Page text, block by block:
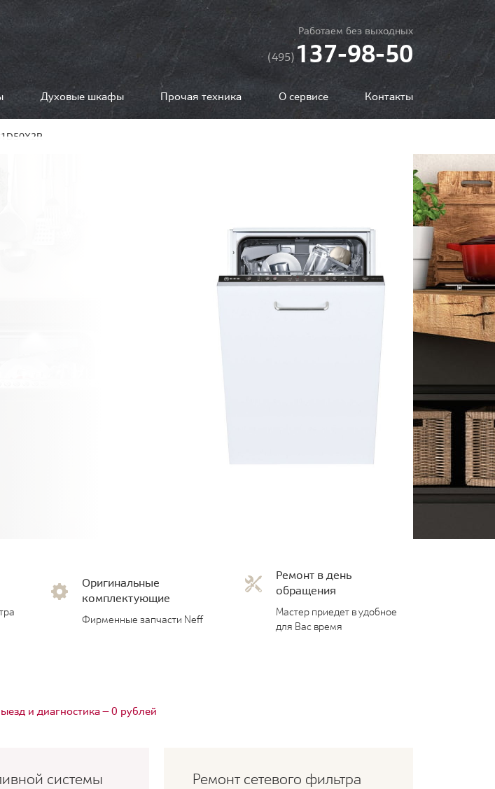
Работаем без выходных
(495)137-98-50
Духовые шкафы Прочая техника О сервисе Контакты
Оригинальные
комплектующие
Фирменные запчасти Neff
Ремонт в день
обращения
Мастер приедет в удобное
для Вас время
и диагностика — 0 рублей
системы Ремонт сетевого фильтра